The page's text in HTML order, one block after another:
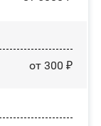
от 300 ₽